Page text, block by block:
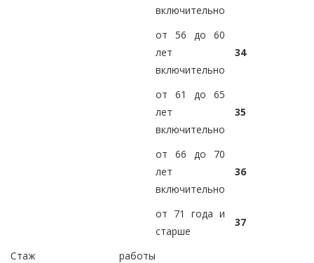
включительно
от 56 до 60
лет
включительно
34
от 61 до 65
лет
включительно
35
от 66 до 70
лет
включительно
36
от 71 года и
старше
37
Стаж работы